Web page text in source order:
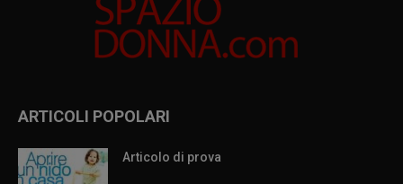
ARTICOLI POPOLARI
Articolo di prova